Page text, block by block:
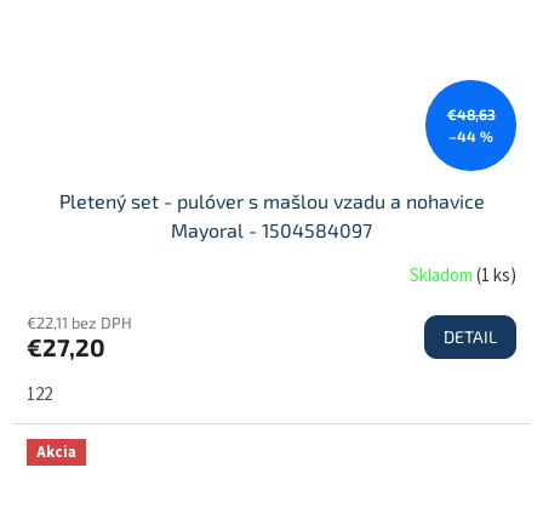
€48,63
–44 %
Pletený set - pulóver s mašlou vzadu a nohavice
Mayoral - 1504584097
Skladom(1 ks)
€22,11 bez DPH
€27,20 DETAIL
122
Akcia